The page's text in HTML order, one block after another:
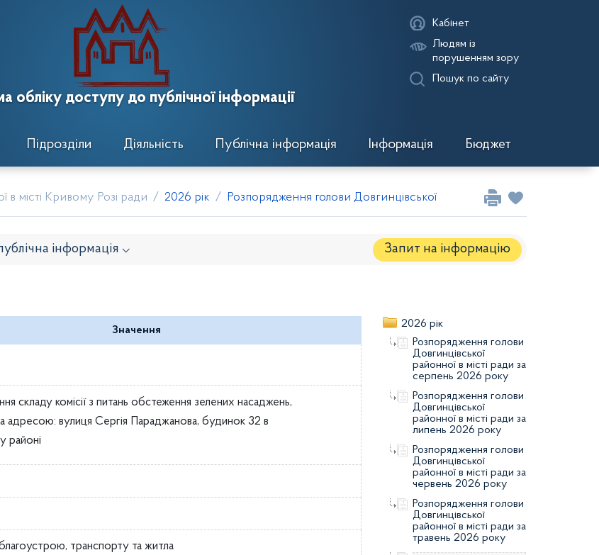
обліку доступу до публічної інформації
Кабінет
Людям із
порушенням зору
Пошук по сайту
Підрозділи Діяльність Публічна інформація Інформація Бюджет
в місті Кривому Розі ради 2026 рік Розпорядження голови Довгинцівської районної в місті ради за
інформація ⌵ Запит на iнформацію
виконавчого комітету
Значення
складу комісії з питань обстеження зелених насаджень,
адресою: вулиця Сергія Параджанова, будинок 32 в
районі
благоустрою, транспорту та житла
2026 рік
Розпорядження голови
Довгинцівської
районної в місті ради за
серпень 2026 року
Розпорядження голови
Довгинцівської
районної в місті ради за
липень 2026 року
Розпорядження голови
Довгинцівської
районної в місті ради за
червень 2026 року
Розпорядження голови
Довгинцівської
районної в місті ради за
травень 2026 року